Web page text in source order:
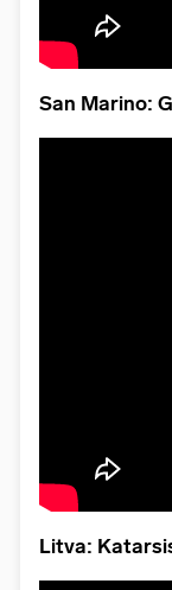
San Marino:
Litva: